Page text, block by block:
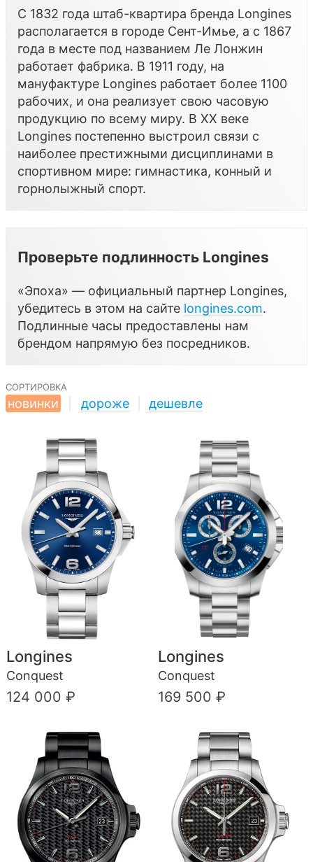
С 1832 года штаб-квартира бренда Longines
располагается в городе Сент-Имье, а с 1867
года в месте под названием Ле Лонжин
работает фабрика. В 1911 году, на
мануфактуре Longines работает более 1100
рабочих, и она реализует свою часовую
продукцию по всему миру. В XX веке
Longines постепенно выстроил связи с
наиболее престижными дисциплинами в
спортивном мире: гимнастика, конный и
горнолыжный спорт.
Проверьте подлинность Longines
«Эпоха» — официальный партнер Longines,
убедитесь в этом на сайте longines.com.
Подлинные часы предоставлены нам
брендом напрямую без посредников.
сортировка
новинки
дороже дешевле
Longines
Conquest
124 000 ₽
Longines
Conquest
169 500 ₽